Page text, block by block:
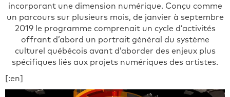
incorporant une dimension numérique. Conçu comme
un parcours sur plusieurs mois, de janvier à septembre
2019 le programme comprenait un cycle d’activités
offrant d’abord un portrait général du système
culturel québécois avant d’aborder des enjeux plus
spécifiques liés aux projets numériques des artistes.
[:en]